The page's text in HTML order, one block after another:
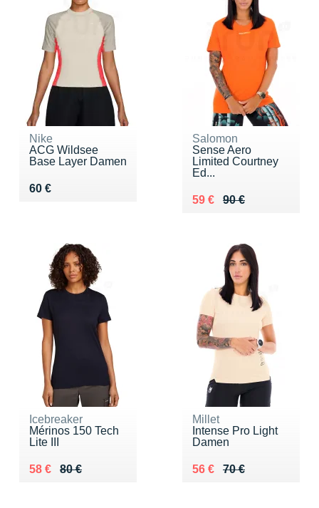
Nike
ACG Wildsee
Base Layer Damen
60 €
Vendu 60 €
Salomon
Sense Aero
Limited Courtney
Ed...
90 €
Au lieu de 90 €
59 €
Vendu 59 €
Icebreaker
Mérinos 150 Tech
Lite III
80 €
Au lieu de 80 €
58 €
Vendu 58 €
Millet
Intense Pro Light
Damen
70 €
Au lieu de 70 €
56 €
Vendu 56 €